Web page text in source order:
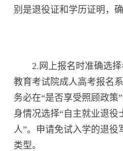
别是退役证和学历证明，
2.网上报名时准确选择
教育考试院成人高考报名
务必在“是否享受照顾政策
身情况选择“自主就业退役
人”。申请免试入学的退役
类型。